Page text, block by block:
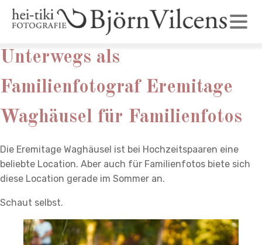
Unterwegs als
Familienfotograf Eremitage
Waghäusel für Familienfotos
Die Eremitage Waghäusel ist bei Hochzeitspaaren eine
beliebte Location. Aber auch für Familienfotos biete sich
diese Location gerade im Sommer an.
Schaut selbst.